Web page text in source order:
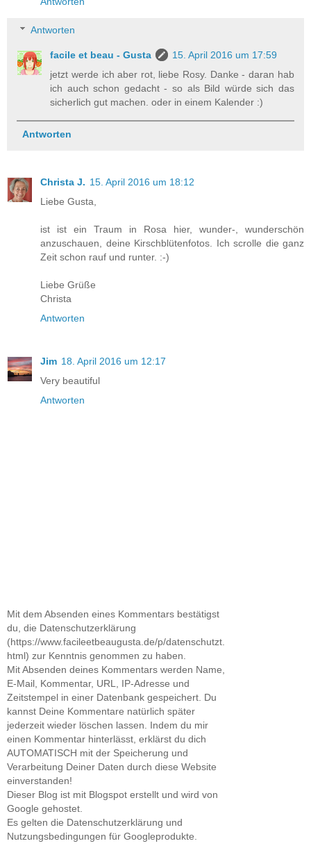
Antworten
facile et beau - Gusta
15. April 2016 um 17:59
jetzt werde ich aber rot, liebe Rosy. Danke - daran hab
ich auch schon gedacht - so als Bild würde sich das
sicherlich gut machen. oder in einem Kalender :)
Antworten
Christa J. 15. April 2016 um 18:12
Liebe Gusta,
ist ist ein Traum in Rosa hier, wunder-, wunderschön
anzuschauen, deine Kirschblütenfotos. Ich scrolle die ganz
Zeit schon rauf und runter. :-)
Liebe Grüße
Christa
Antworten
Jim 18. April 2016 um 12:17
Very beautiful
Antworten
Mit dem Absenden eines Kommentars bestätigst
du, die Datenschutzerklärung
(https://www.facileetbeaugusta.de/p/datenschutzt.
html) zur Kenntnis genommen zu haben.
Mit Absenden deines Kommentars werden Name,
E-Mail, Kommentar, URL, IP-Adresse und
Zeitstempel in einer Datenbank gespeichert. Du
kannst Deine Kommentare natürlich später
jederzeit wieder löschen lassen. Indem du mir
einen Kommentar hinterlässt, erklärst du dich
AUTOMATISCH mit der Speicherung und
Verarbeitung Deiner Daten durch diese Website
einverstanden!
Dieser Blog ist mit Blogspot erstellt und wird von
Google gehostet.
Es gelten die Datenschutzerklärung und
Nutzungsbedingungen für Googleprodukte.